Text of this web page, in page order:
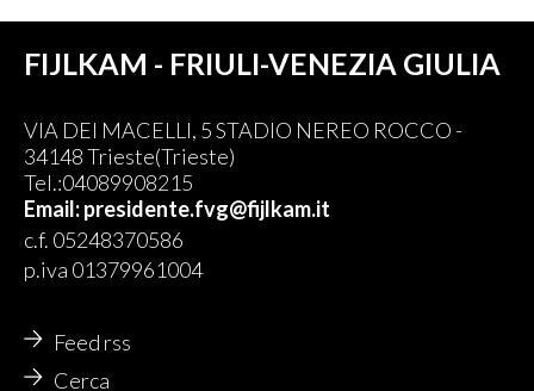
FIJLKAM - FRIULI-VENEZIA GIULIA
VIA DEI MACELLI, 5 STADIO NEREO ROCCO -
34148 Trieste(Trieste)
Tel.:04089908215
Email: presidente.fvg@fijlkam.it
c.f. 05248370586
p.iva 01379961004
Feed rss
Cerca